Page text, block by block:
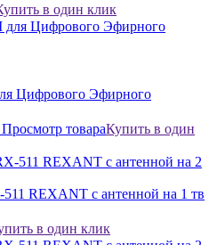
в один клик
Цифрового Эфирного
Просмотр товараКупить в один
REXANT с антенной на 1 тв
в один клик